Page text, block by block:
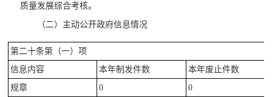
质量发展综合考核。
（二）主动公开政府信息情况
第二十条第（一）项
信息内容
本年制发件数
本年废止件数
规章
0
0